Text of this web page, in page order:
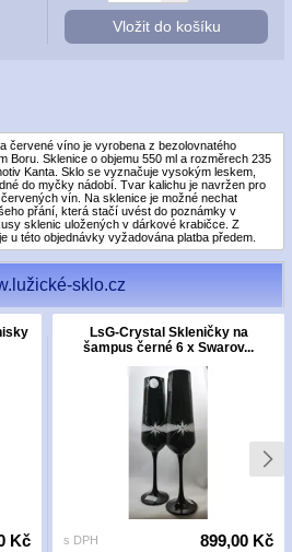
Vložit do košíku
červené víno je vyrobena z bezolovnatého
Boru. Sklenice o objemu 550 ml a rozměrech 235
Kanta. Sklo se vyznačuje vysokým leskem,
do myčky nádobí. Tvar kalichu je navržen pro
vín. Na sklenice je možné nechat
přání, která stačí uvést do poznámky v
sklenic uložených v dárkové krabičce. Z
u této objednávky vyžadována platba předem.
sklo.cz
Kč
LsG-Crystal Skleničky na
šampus černé 6 x Swarov...
s DPH 899,00 Kč